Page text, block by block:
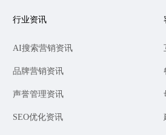
行业资讯
AI搜索营销资讯
品牌营销资讯
声誉管理资讯
SEO优化资讯